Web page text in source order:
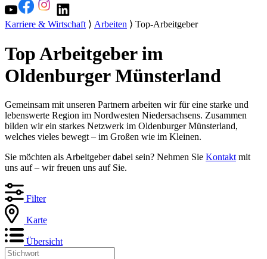
Karriere & Wirtschaft⟩ Arbeiten ⟩ Top-Arbeitgeber
Top Arbeitgeber im
Oldenburger Münsterland
Gemeinsam mit unseren Partnern arbeiten wir für eine starke und
lebenswerte Region im Nordwesten Niedersachsens. Zusammen
bilden wir ein starkes Netzwerk im Oldenburger Münsterland,
welches vieles bewegt – im Großen wie im Kleinen.
Sie möchten als Arbeitgeber dabei sein? Nehmen Sie Kontakt mit
uns auf – wir freuen uns auf Sie.
Filter
Karte
Übersicht